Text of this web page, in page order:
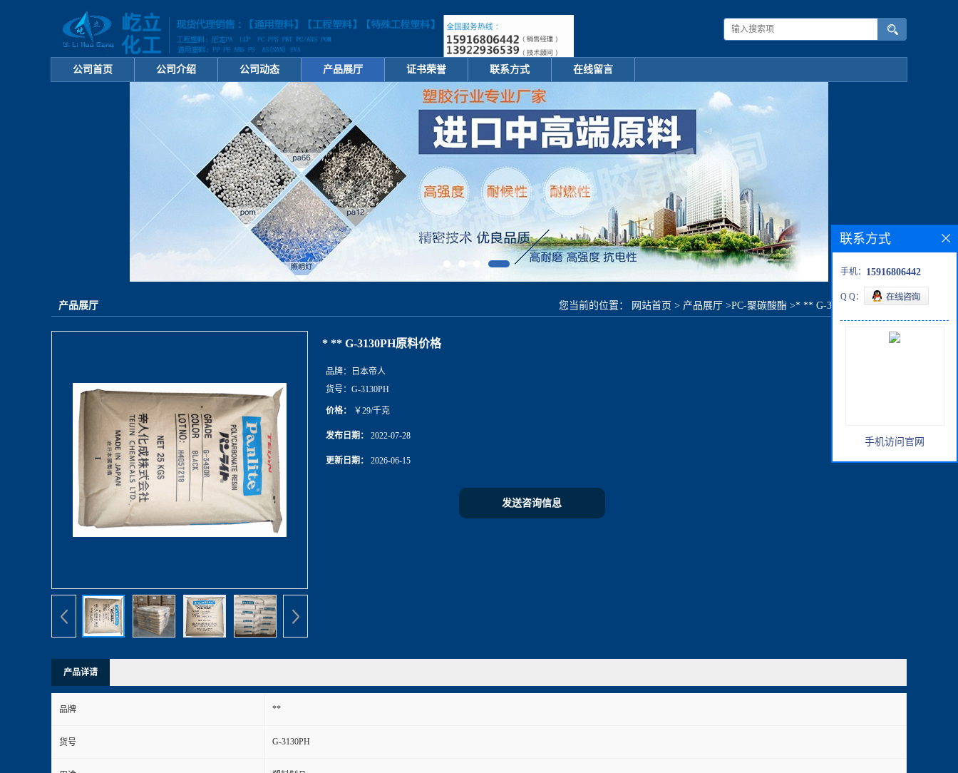
公司首页 公司介绍 公司动态 产品展厅 证书荣誉 联系方式 在线留言
产品展厅 您当前的位置： 网站首页 > 产品展厅 >PC-聚碳酸酯 >* ** G-3130PH原料价格
* ** G-3130PH原料价格
品牌：
日本帝人
货号： G-3130PH
价格： ￥29/千克
发布日期： 2022-07-28
更新日期： 2026-06-15
发送咨询信息
产品详请
品牌 **
货号 G-3130PH
联系方式
手机： 15916806442
Q Q：
手机访问官网